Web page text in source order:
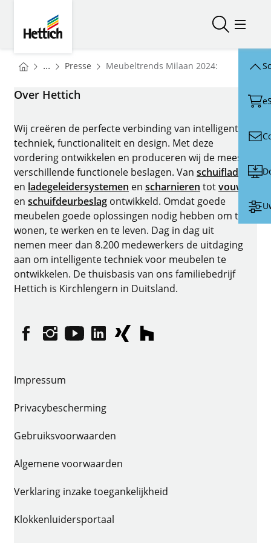
Zoeken
Menu
You are here:
Homepage
... Presse Homepage
Meubeltrends Milaan 2024:
Over Hettich
Wij creëren de perfecte verbinding van intelligente
techniek, functionaliteit en design. Met deze
vordering ontwikkelen en produceren wij de meest
verschillende functionele beslagen. Van schuiflade
en ladegeleidersystemen en scharnieren totvouw-
en schuifdeurbeslag ontwikkeld. Omdat goede
meubelen goede oplossingen nodig hebben om te
wonen, te werken en te leven. Dag in dag uit
nemen meer dan 8.200 medewerkers de uitdaging
aan om intelligente techniek voor meubelen te
ontwikkelen. De thuisbasis van ons familiebedrijf
Hettich is Kirchlengern in Duitsland.
FacebookInstagram
YouTubeLinkedInXINGhouzz
Impressum
Privacybescherming
Gebruiksvoorwaarden
Algemene voorwaarden
Verklaring inzake toegankelijkheid
Klokkenluidersportaal